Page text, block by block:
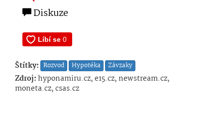
Diskuze
Štítky: Rozvod Hypotéka Závzaky
Zdroj:hyponamiru.cz, e15.cz, newstream.cz,
moneta.cz, csas.cz